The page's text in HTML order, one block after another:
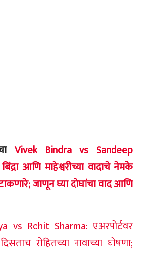
Vivek Bindra vs Sandeep
आणि माहेश्वरीच्या वादाचे नेमके
जाणून घ्या दोघांचा वाद आणि
vs Rohit Sharma: एअरपोर्टवर
रोहितच्या नावाच्या घोषणा;